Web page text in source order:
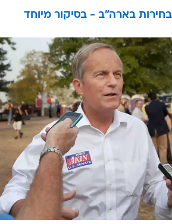
בארה"ב - בסיקור מיוחד